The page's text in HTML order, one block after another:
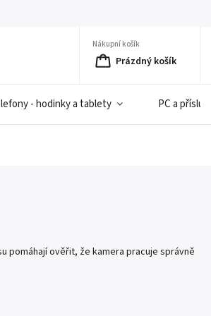
Nákupní košík
Prázdný košík
- hodinky a tablety PC a
pomáhají ověřit, že kamera pracuje správně